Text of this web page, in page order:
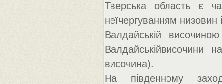
Тверська область є
неїчергуванням низовин
Валдайській
Валдайськійвисочини
височина).
На південному